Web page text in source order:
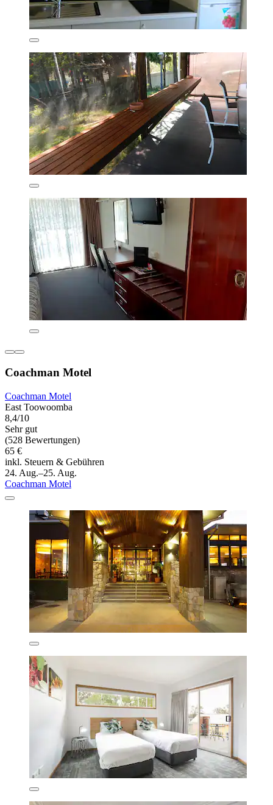
Coachman Motel
Coachman Motel
East Toowoomba
8,4/10
Sehr gut
(528 Bewertungen)
65 €
inkl. Steuern & Gebühren
24. Aug.–25. Aug.
Coachman Motel